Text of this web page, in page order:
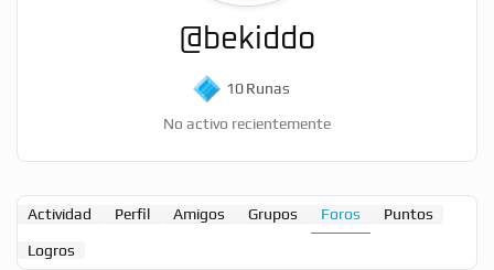
@bekiddo
10Runas
No activo recientemente
Actividad Perfil Amigos Grupos Foros Puntos
Logros